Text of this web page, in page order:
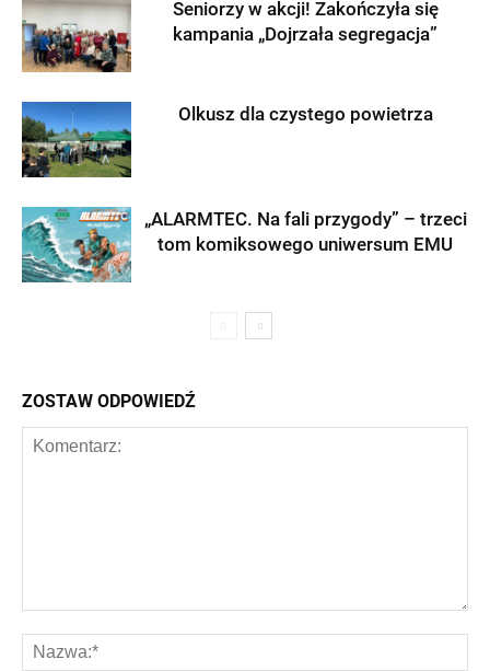
Seniorzy w akcji! Zakończyła się
kampania „Dojrzała segregacja”
Olkusz dla czystego powietrza
„ALARMTEC. Na fali przygody” – trzeci
tom komiksowego uniwersum EMU
ZOSTAW ODPOWIEDŹ